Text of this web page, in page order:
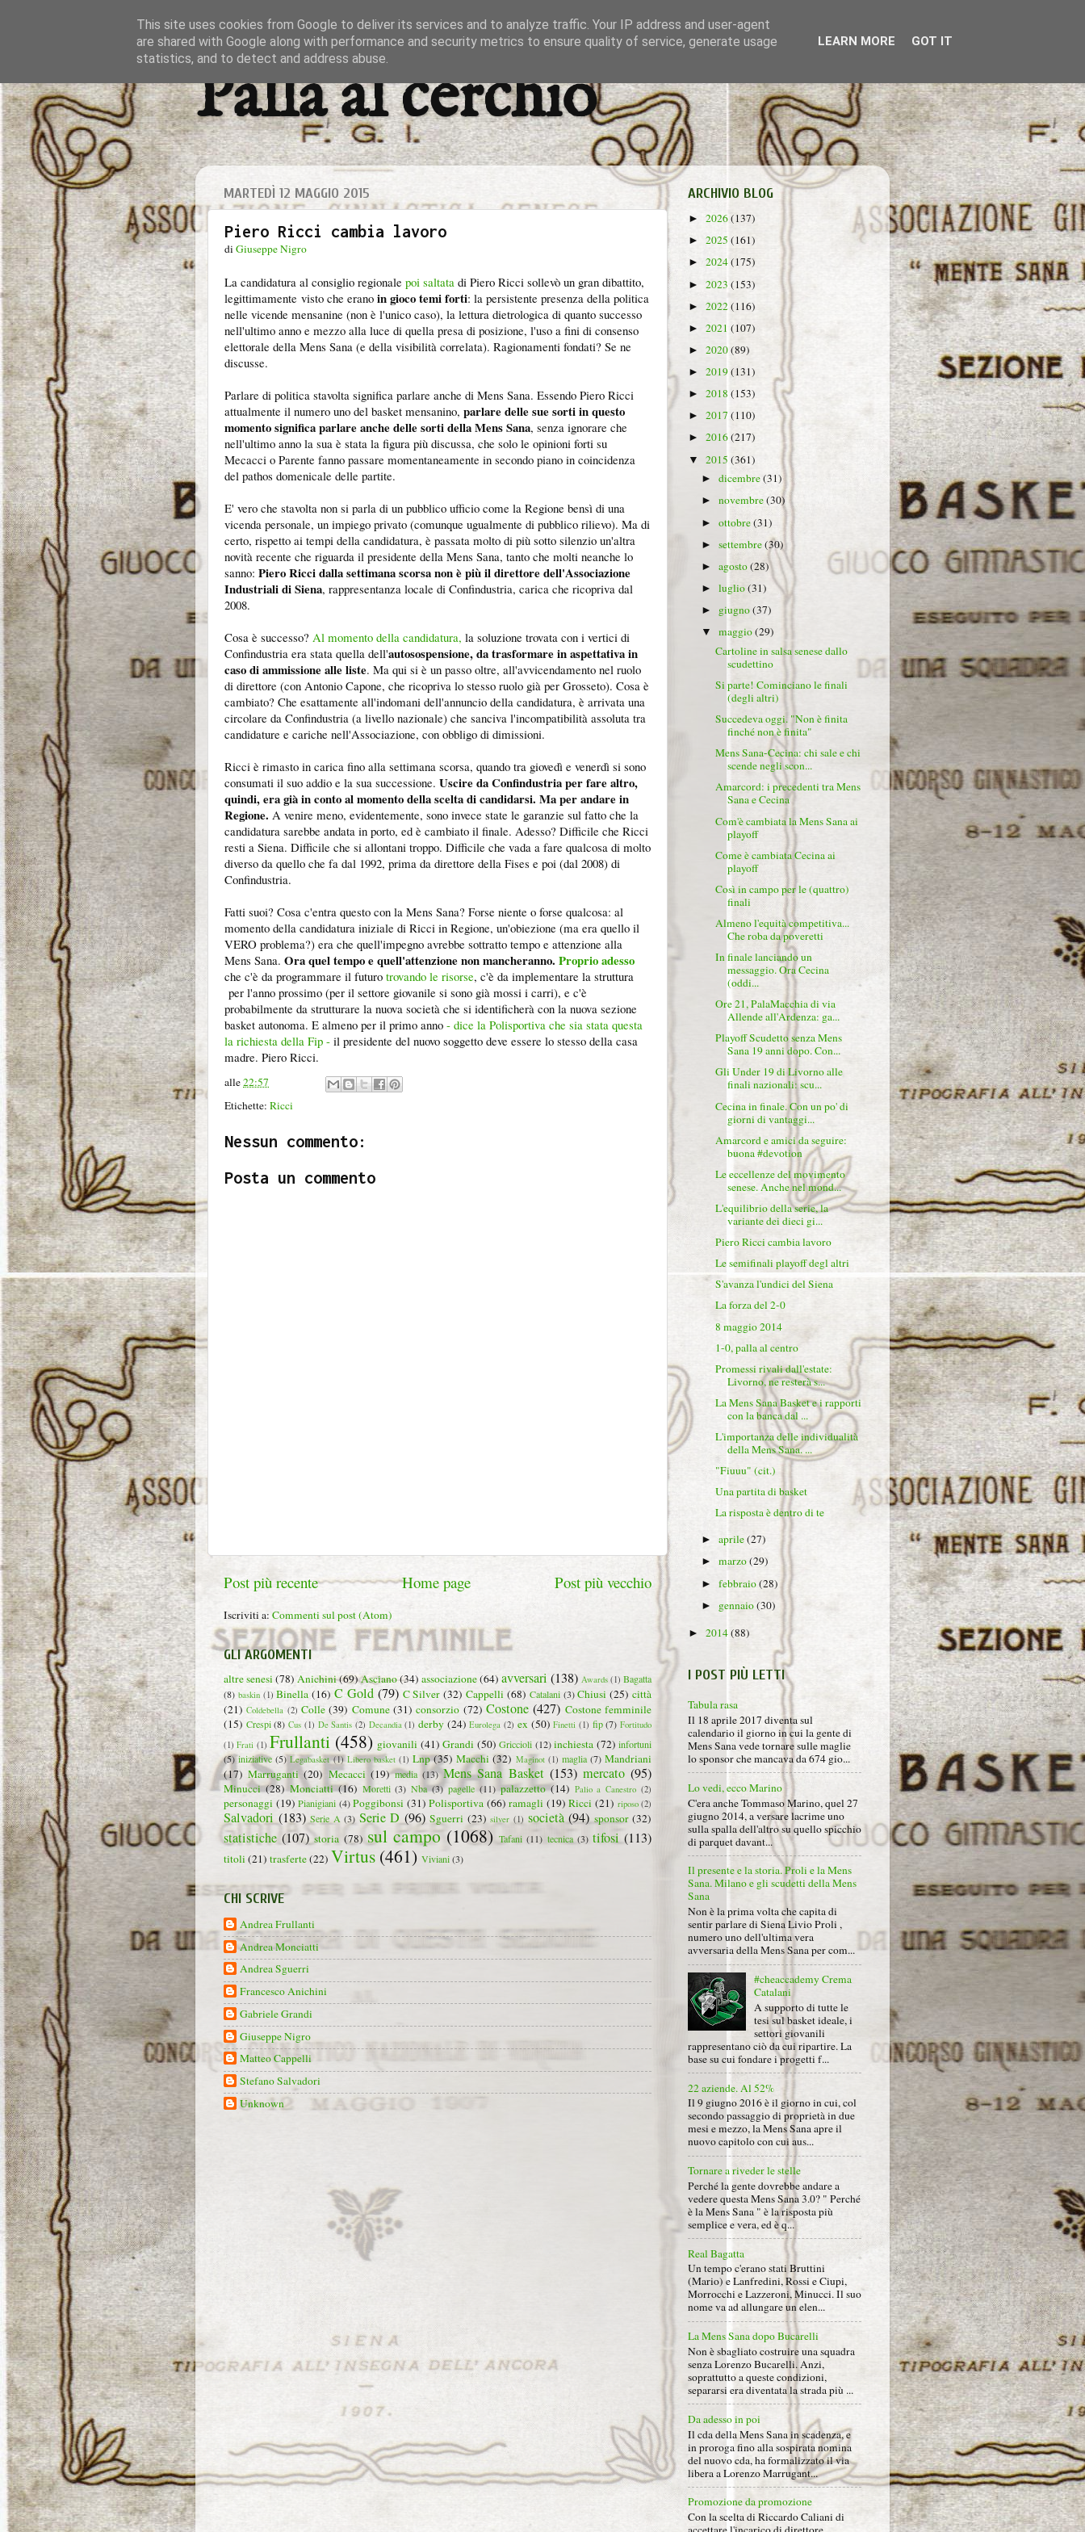
Palla al cerchio
MARTEDÌ 12 MAGGIO 2015
Piero Ricci cambia lavoro
diGiuseppe Nigro
La candidatura al consiglio regionale poi saltata di Piero Ricci sollevò un gran dibattito,
legittimamente visto che erano in gioco temi forti: la persistente presenza della politica
nelle vicende mensanine (non è l'unico caso), la lettura dietrologica di quanto successo
nell'ultimo anno e mezzo alla luce di quella presa di posizione, l'uso a fini di consenso
elettorale della Mens Sana (e della visibilità correlata). Ragionamenti fondati? Se ne
discusse.
Parlare di politica stavolta significa parlare anche di Mens Sana. Essendo Piero Ricci
attualmente il numero uno del basket mensanino, parlare delle sue sorti in questo
momento significa parlare anche delle sorti della Mens Sana, senza ignorare che
nell'ultimo anno la sua è stata la figura più discussa, che solo le opinioni forti su
Mecacci o Parente fanno passare momentaneamente in secondo piano in coincidenza
del pathos domenicale delle partite.
E' vero che stavolta non si parla di un pubblico ufficio come la Regione bensì di una
vicenda personale, un impiego privato (comunque ugualmente di pubblico rilievo). Ma di
certo, rispetto ai tempi della candidatura, è passata molto di più sotto silenzio un'altra
novità recente che riguarda il presidente della Mens Sana, tanto che molti neanche lo
sanno: Piero Ricci dalla settimana scorsa non è più il direttore dell'Associazione
Industriali di Siena, rappresentanza locale di Confindustria, carica che ricopriva dal
2008.
Cosa è successo? Al momento della candidatura, la soluzione trovata con i vertici di
Confindustria era stata quella dell'autosospensione, da trasformare in aspettativa in
caso di ammissione alle liste. Ma qui si è un passo oltre, all'avvicendamento nel ruolo
di direttore (con Antonio Capone, che ricopriva lo stesso ruolo già per Grosseto). Cosa è
cambiato? Che esattamente all'indomani dell'annuncio della candidatura, è arrivata una
circolare da Confindustria (a livello nazionale) che sanciva l'incompatibilità assoluta tra
candidature e cariche nell'Associazione, con obbligo di dimissioni.
Ricci è rimasto in carica fino alla settimana scorsa, quando tra giovedì e venerdì si sono
consumati il suo addio e la sua successione. Uscire da Confindustria per fare altro,
quindi, era già in conto al momento della scelta di candidarsi. Ma per andare in
Regione. A venire meno, evidentemente, sono invece state le garanzie sul fatto che la
candidatura sarebbe andata in porto, ed è cambiato il finale. Adesso? Difficile che Ricci
resti a Siena. Difficile che si allontani troppo. Difficile che vada a fare qualcosa di molto
diverso da quello che fa dal 1992, prima da direttore della Fises e poi (dal 2008) di
Confindustria.
Fatti suoi? Cosa c'entra questo con la Mens Sana? Forse niente o forse qualcosa: al
momento della candidatura iniziale di Ricci in Regione, un'obiezione (ma era quello il
VERO problema?) era che quell'impegno avrebbe sottratto tempo e attenzione alla
Mens Sana. Ora quel tempo e quell'attenzione non mancheranno. Proprio adesso
che c'è da programmare il futuro trovando le risorse, c'è da implementare la struttura
per l'anno prossimo (per il settore giovanile si sono già mossi i carri), e c'è
probabilmente da strutturare la nuova società che si identificherà con la nuova sezione
basket autonoma. E almeno per il primo anno - dice la Polisportiva che sia stata questa
la richiesta della Fip - il presidente del nuovo soggetto deve essere lo stesso della casa
madre. Piero Ricci.
alle22:57
Etichette: Ricci
Nessun commento:
Posta un commento
Post più recente Post più vecchio
Home page
Iscriviti a: Commenti sul post (Atom)
GLI ARGOMENTI
altre senesi (78) Anichini(69)Asciano(34) associazione(64) avversari (138) Awards (1) Bagatta
(8) baskin (1) Binella (16) C Gold (79) C Silver (32) Cappelli (68) Catalani (3) Chiusi (25) città
(21) Coldebella (2) Colle (39) Comune (31) consorzio (72) Costone (427) Costone femminile
(15) Crespi (8) Cus (1) De Santis (2) Decandia (1) derby (24) Eurolega (2) ex (50) Finetti (1) fip (7) Fortitudo
(1) Frati (1) Frullanti (458) giovanili (41) Grandi (50) Griccioli (12) inchiesta (72) infortuni
(5) iniziative (5) Legabasket (1) Libero basket (1) Lnp (35) Macchi (32) Maginot (1) maglia (7) Mandriani
(17) Marruganti (20) Mecacci (19) media (13) Mens Sana Basket (153) mercato (95)
Minucci (28) Monciatti (16) Moretti (3) Nba (3) pagelle (11) palazzetto (14) Palio a Canestro (2)
personaggi (19) Pianigiani (4) Poggibonsi (31) Polisportiva (66) ramagli (19) Ricci (21) riposo (2)
Salvadori (183) Serie A (3) Serie D (96) Sguerri (23) silver (1) società (94) sponsor (32)
statistiche (107) storia (78) sul campo (1068) Tafani (11) tecnica (3) tifosi (113)
titoli(21) trasferte(22) Virtus (461) Viviani(3)
CHI SCRIVE
Andrea Frullanti
Andrea Monciatti
Andrea Sguerri
Francesco Anichini
Gabriele Grandi
Giuseppe Nigro
Matteo Cappelli
Stefano Salvadori
Unknown
ARCHIVIO BLOG
► 2026(137)
► 2025 (161)
► 2024(175)
► 2023 (153)
► 2022(116)
► 2021 (107)
► 2020(89)
► 2019(131)
► 2018 (153)
► 2017 (110)
► 2016(217)
▼ 2015 (361)
►dicembre(31)
►novembre(30)
►ottobre(31)
►settembre(30)
►agosto(28)
►luglio(31)
► giugno(37)
▼maggio(29)
Cartoline in salsa senese dallo
scudettino
Si parte! Cominciano le finali
(degli altri)
Succedeva oggi. "Non è finita
finché non è finita"
Mens Sana-Cecina: chi sale e chi
scende negli scon...
Amarcord: i precedenti tra Mens
Sana e Cecina
Com'è cambiata la Mens Sana ai
playoff
Come è cambiata Cecina ai
playoff
Così in campo per le (quattro)
finali
Almeno l'equità competitiva...
Che roba da poveretti
In finale lanciando un
messaggio. Ora Cecina
(oddi...
Ore 21, PalaMacchia di via
Allende all'Ardenza: ga...
Playoff Scudetto senza Mens
Sana 19 anni dopo. Con...
Gli Under 19 di Livorno alle
finali nazionali: scu...
Cecina in finale. Con un po' di
giorni di vantaggi...
Amarcord e amici da seguire:
buona #devotion
Le eccellenze del movimento
senese. Anche nel mond...
L'equilibrio della serie, la
variante dei dieci gi...
Piero Ricci cambia lavoro
Le semifinali playoff degl altri
S'avanza l'undici del Siena
La forza del 2-0
8 maggio 2014
1-0, palla al centro
Promessi rivali dall'estate:
Livorno, ne resterà s...
La Mens Sana Basket e i rapporti
con la banca dal ...
L'importanza delle individualità
della Mens Sana. ...
"Fiuuu" (cit.)
Una partita di basket
La risposta è dentro di te
►aprile(27)
►marzo(29)
►febbraio(28)
► gennaio(30)
► 2014(88)
I POST PIÙ LETTI
Tabula rasa
Il 18 aprile 2017 diventa sul
calendario il giorno in cui la gente di
Mens Sana vede tornare sulle maglie
lo sponsor che mancava da 674 gio...
Lo vedi, ecco Marino
C'era anche Tommaso Marino, quel 27
giugno 2014, a versare lacrime uno
sulla spalla dell'altro su quello spicchio
di parquet davant...
Il presente e la storia. Proli e la Mens
Sana. Milano e gli scudetti della Mens
Sana
Non è la prima volta che capita di
sentir parlare di Siena Livio Proli ,
numero uno dell'ultima vera
avversaria della Mens Sana per com...
#cheaccademy Crema
Catalani
A supporto di tutte le
tesi sul basket ideale, i
settori giovanili
rappresentano ciò da cui ripartire. La
base su cui fondare i progetti f...
22 aziende. Al 52%
Il 9 giugno 2016 è il giorno in cui, col
secondo passaggio di proprietà in due
mesi e mezzo, la Mens Sana apre il
nuovo capitolo con cui aus...
Tornare a riveder le stelle
Perché la gente dovrebbe andare a
vedere questa Mens Sana 3.0? " Perché
è la Mens Sana " è la risposta più
semplice e vera, ed è q...
Real Bagatta
Un tempo c'erano stati Bruttini
(Mario) e Lanfredini, Rossi e Ciupi,
Morrocchi e Lazzeroni, Minucci. Il suo
nome va ad allungare un elen...
La Mens Sana dopo Bucarelli
Non è sbagliato costruire una squadra
senza Lorenzo Bucarelli. Anzi,
soprattutto a queste condizioni,
separarsi era diventata la strada più ...
Da adesso in poi
Il cda della Mens Sana in scadenza, e
in proroga fino alla sospirata nomina
del nuovo cda, ha formalizzato il via
libera a Lorenzo Marrugant...
Promozione da promozione
Con la scelta di Riccardo Caliani di
This site uses cookies from Google to deliver its services and to analyze traffic. Your IP address and user-agent
are shared with Google along with performance and security metrics to ensure quality of service, generate usage
statistics, and to detect and address abuse.
LEARN MORE GOT IT